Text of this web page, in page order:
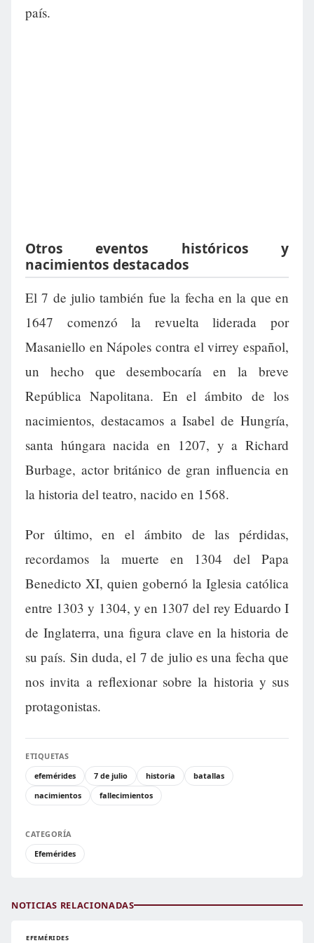
país.
Otros eventos históricos y
nacimientos destacados
El 7 de julio también fue la fecha en la que en
1647 comenzó la revuelta liderada por
Masaniello en Nápoles contra el virrey español,
un hecho que desembocaría en la breve
República Napolitana. En el ámbito de los
nacimientos, destacamos a Isabel de Hungría,
santa húngara nacida en 1207, y a Richard
Burbage, actor británico de gran influencia en
la historia del teatro, nacido en 1568.
Por último, en el ámbito de las pérdidas,
recordamos la muerte en 1304 del Papa
Benedicto XI, quien gobernó la Iglesia católica
entre 1303 y 1304, y en 1307 del rey Eduardo I
de Inglaterra, una figura clave en la historia de
su país. Sin duda, el 7 de julio es una fecha que
nos invita a reflexionar sobre la historia y sus
protagonistas.
ETIQUETAS
efemérides
7 de julio historia
batallas
nacimientos
fallecimientos
CATEGORÍA
Efemérides
NOTICIAS RELACIONADAS
EFEMÉRIDES